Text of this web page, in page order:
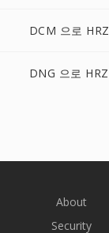
DCM 으로 HRZ
DNG 으로 HRZ
About
Security